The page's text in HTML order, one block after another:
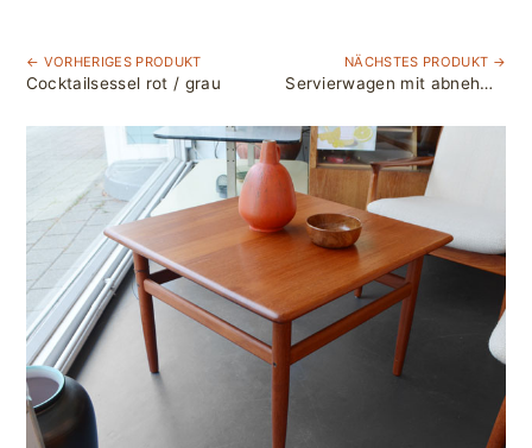
← VORHERIGES PRODUKT
Cocktailsessel rot / grau
NÄCHSTES PRODUKT →
Servierwagen mit abnehmbaren Tabletts von Jie Gantofta, Sweden / Teak & Metall